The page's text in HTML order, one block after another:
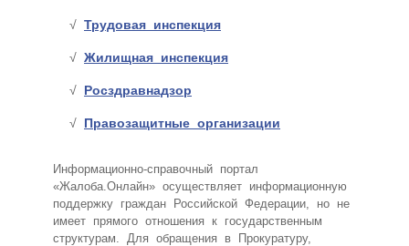
Трудовая инспекция
Жилищная инспекция
Росздравнадзор
Правозащитные организации
Информационно-справочный портал
«Жалоба.Онлайн» осуществляет информационную
поддержку граждан Российской Федерации, но не
имеет прямого отношения к государственным
структурам. Для обращения в Прокуратуру,